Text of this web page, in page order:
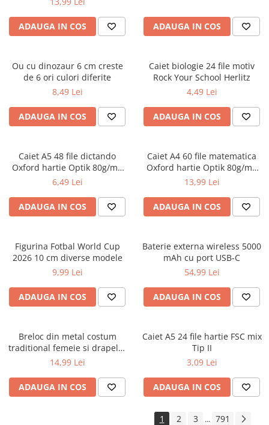
Penare
Penare neechipate
Penare tip etui
Acuarele și pensule școlare
Acuarele școlare și Tempera
Pensule școlare
Cărți
Cărți pentru copii
Cărți ilustrate și interactive
Materiale educaționale
Benzi desenate
Hobby și activități pentru copii
Educație și carte școlară
Culegeri și materiale auxiliare
Caiete de vacanță
Bibliografie școlară
Bibliografie didactică
Dicționare și gramatici
ADAUGA IN COS ADAUGA IN COS
Ou cu dinozaur 6 cm creste
de 6 ori culori diferite
8,49 Lei
ADAUGA IN COS
Caiet biologie 24 file motiv
Rock Your School Herlitz
4,49 Lei
ADAUGA IN COS
Caiet A5 48 file dictando
Oxford hartie Optik 80g/mp
diverse culori
6,49 Lei
ADAUGA IN COS
Caiet A4 60 file matematica
Oxford hartie Optik 80g/mp
motiv Touch Pastel
13,99 Lei
ADAUGA IN COS
Figurina Fotbal World Cup
2026 10 cm diverse modele
9,99 Lei
ADAUGA IN COS
Baterie externa wireless 5000
mAh cu port USB-C
54,99 Lei
ADAUGA IN COS
Breloc din metal costum
traditional femeie si drapelul
Romaniei 9 cm
14,99 Lei
ADAUGA IN COS
Caiet A5 24 file hartie FSC mix
Tip II
3,09 Lei
ADAUGA IN COS
1 2 3 ... 791